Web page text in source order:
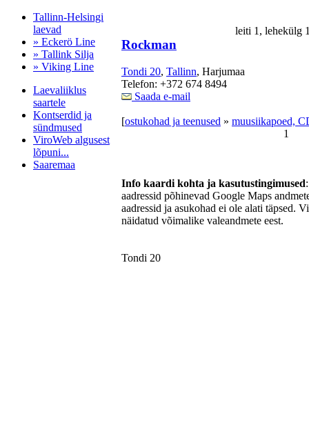
Tallinn-Helsingi
laevad
» Eckerö Line
» Tallink Silja
» Viking Line
Laevaliiklus
saartele
Kontserdid ja
sündmused
ViroWeb algusest
lõpuni...
Saaremaa
leiti 1,
Rockman
Tondi 20, Tallinn, Harjumaa
Telefon: +372 674 8494
Saada e-mail
[ostukohad ja teenused » muusiikapoed,
1
Info kaardi kohta ja kasutustingimused
aadressid põhinevad Google Maps
aadressid ja asukohad ei ole alati täpsed.
näidatud võimalike valeandmete eest.
Tondi 20